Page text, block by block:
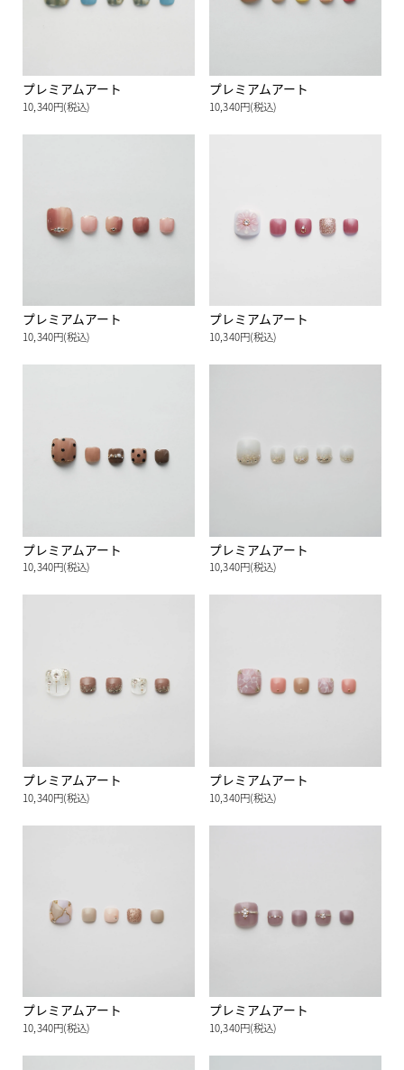
プレミアムアート
10,340円(税込)
プレミアムアート
10,340円(税込)
プレミアムアート
10,340円(税込)
プレミアムアート
10,340円(税込)
プレミアムアート
10,340円(税込)
プレミアムアート
10,340円(税込)
プレミアムアート
10,340円(税込)
プレミアムアート
10,340円(税込)
プレミアムアート
10,340円(税込)
プレミアムアート
10,340円(税込)